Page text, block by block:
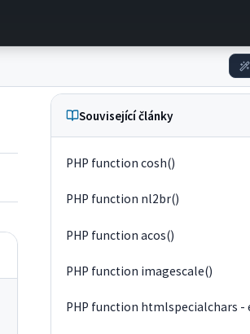
Související články
PHP function cosh()
PHP function nl2br()
PHP function acos()
PHP function imagescale()